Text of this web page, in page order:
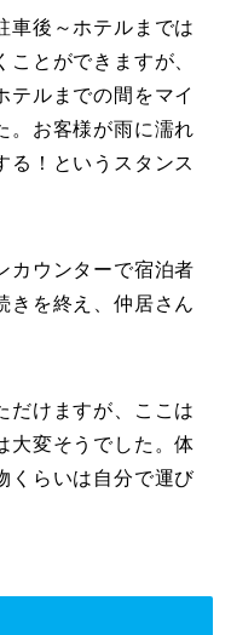
車後～ホテルまでは
とができますが、
テルまでの間をマイ
。お客様が雨に濡れ
る！というスタンス
カウンターで宿泊者
きを終え、仲居さん
だけますが、ここは
大変そうでした。体
くらいは自分で運び